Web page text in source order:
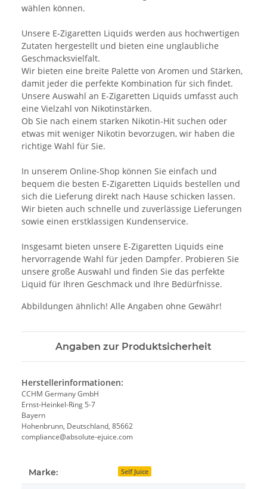
wählen können.
Unsere E-Zigaretten Liquids werden aus hochwertigen
Zutaten hergestellt und bieten eine unglaubliche
Geschmacksvielfalt.
Wir bieten eine breite Palette von Aromen und Stärken,
damit jeder die perfekte Kombination für sich findet.
Unsere Auswahl an E-Zigaretten Liquids umfasst auch
eine Vielzahl von Nikotinstärken.
Ob Sie nach einem starken Nikotin-Hit suchen oder
etwas mit weniger Nikotin bevorzugen, wir haben die
richtige Wahl für Sie.
In unserem Online-Shop können Sie einfach und
bequem die besten E-Zigaretten Liquids bestellen und
sich die Lieferung direkt nach Hause schicken lassen.
Wir bieten auch schnelle und zuverlässige Lieferungen
sowie einen erstklassigen Kundenservice.
Insgesamt bieten unsere E-Zigaretten Liquids eine
hervorragende Wahl für jeden Dampfer. Probieren Sie
unsere große Auswahl und finden Sie das perfekte
Liquid für Ihren Geschmack und Ihre Bedürfnisse.
Abbildungen ähnlich! Alle Angaben ohne Gewähr!
Angaben zur Produktsicherheit
Herstellerinformationen:
CCHM Germany GmbH
Ernst-Heinkel-Ring 5-7
Bayern
Hohenbrunn, Deutschland, 85662
compliance@absolute-ejuice.com
Marke: Self Juice